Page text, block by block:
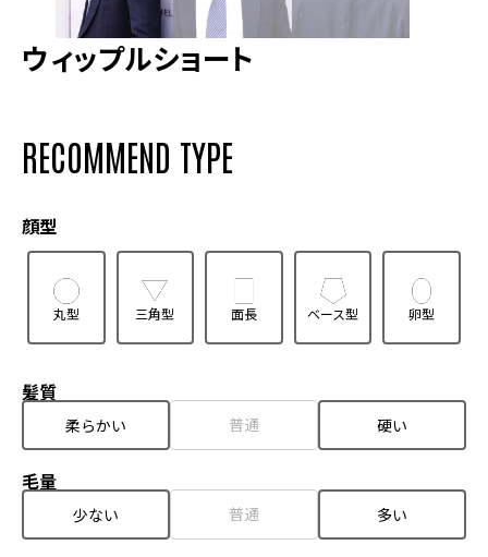
ウィップルショート
RECOMMEND TYPE
顔型
丸型 三角型 面長 ベース型 卵型
髪質
柔らかい 普通 硬い
毛量
少ない 普通 多い